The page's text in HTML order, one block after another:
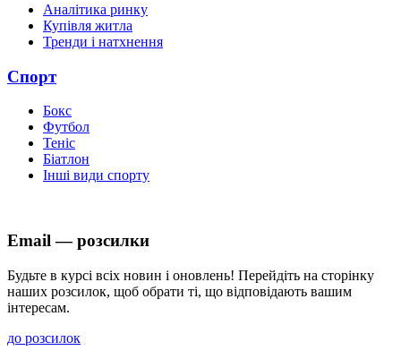
Аналітика ринку
Купівля житла
Тренди і натхнення
Спорт
Бокс
Футбол
Теніс
Біатлон
Інші види спорту
Email — розсилки
Будьте в курсі всіх новин і оновлень! Перейдіть на сторінку
наших розсилок, щоб обрати ті, що відповідають вашим
інтересам.
до розсилок